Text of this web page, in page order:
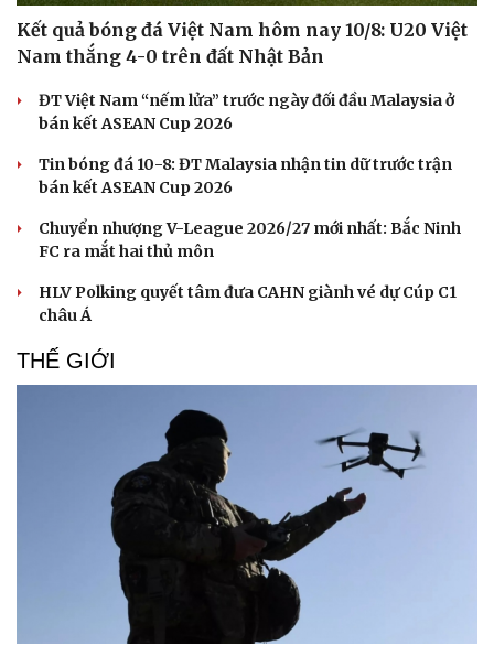
Kể chuyện cho bé
Hạt giống tâm hồn
Kết quả bóng đá Việt Nam hôm nay 10/8: U20 Việt
Nam thắng 4-0 trên đất Nhật Bản
ĐT Việt Nam “nếm lửa” trước ngày đối đầu Malaysia ở
bán kết ASEAN Cup 2026
Tin bóng đá 10-8: ĐT Malaysia nhận tin dữ trước trận
bán kết ASEAN Cup 2026
Chuyển nhượng V-League 2026/27 mới nhất: Bắc Ninh
FC ra mắt hai thủ môn
HLV Polking quyết tâm đưa CAHN giành vé dự Cúp C1
châu Á
THẾ GIỚI